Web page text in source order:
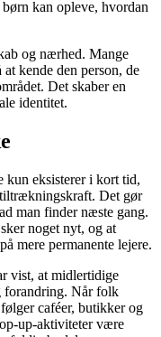
kan opleve, hvordan
og nærhed. Mange
kende den person, de
Det skaber en
identitet.
kun eksisterer i kort tid,
Det gør
man finder næste gang.
noget nyt, og at
mere permanente lejere.
vist, at midlertidige
forandring. Når folk
caféer, butikker og
up-aktiviteter være